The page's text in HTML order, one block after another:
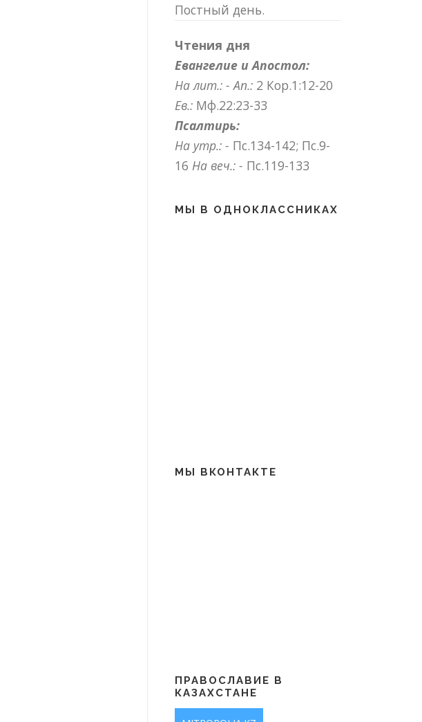
Постный день.
Чтения дня
Евангелие и Апостол:
На лит.: -Ап.: 2 Кор.1:12-20
Ев.: Мф.22:23-33
Псалтирь:
На утр.: - Пс.134-142; Пс.9-
16 На веч.: - Пс.119-133
МЫ В ОДНОКЛАССНИКАХ
МЫ ВКОНТАКТЕ
ПРАВОСЛАВИЕ В
КАЗАХСТАНЕ